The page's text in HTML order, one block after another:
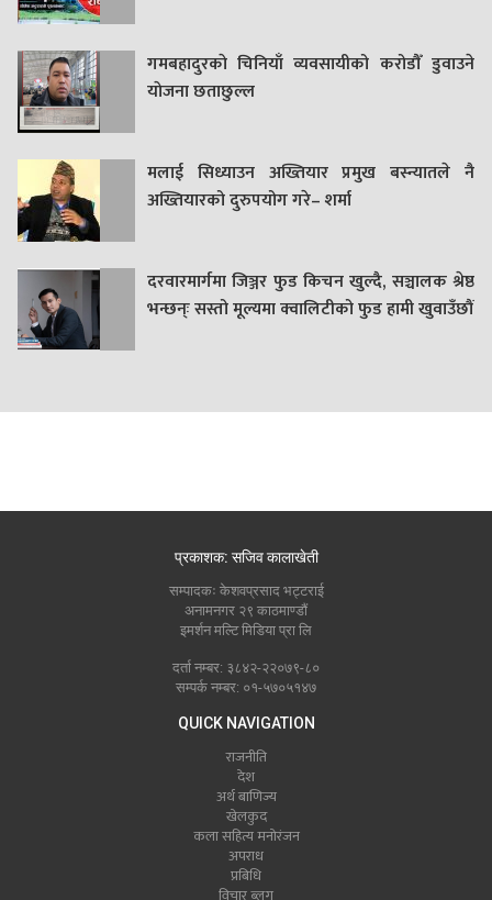
गमबहादुरकाे चिनियाँ व्यवसायीको करोडौँ डुवाउने
याेजना छताछुल्ल
मलाई सिध्याउन अख्तियार प्रमुख बस्न्यातले नै
अख्तियारको दुरुपयोग गरे– शर्मा
दरवारमार्गमा जिञ्जर फुड किचन खुल्दै, सञ्चालक श्रेष्ठ
भन्छन्ः सस्तो मूल्यमा क्वालिटीको फुड हामी खुवाउँछौं
प्रकाशक: सजिव कालाखेती
सम्पादकः केशवप्रसाद भट्टराई
अनामनगर २९ काठमाण्डौं
इमर्शन मल्टि मिडिया प्रा लि
दर्ता नम्बर: ३८४२-२२०७९-८०
सम्पर्क नम्बर: ०१-५७०५१४७
QUICK NAVIGATION
राजनीति
देश
अर्थ बाणिज्य
खेलकुद
कला सहित्य मनोरंजन
अपराध
प्रबिधि